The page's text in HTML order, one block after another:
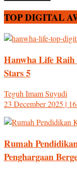
TOP DIGITAL
Hanwha Life
Stars 5
Teguh Imam Suyudi
23 December 2025 |
Rumah
Penghargaan